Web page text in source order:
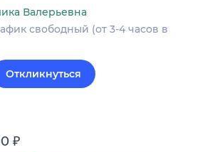
Валерьевна
свободный (от 3-4 часов в
Откликнуться
₽